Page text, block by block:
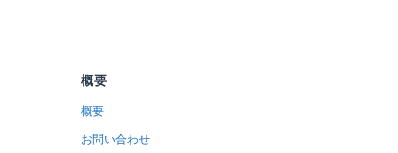
概要
概要
お問い合わせ